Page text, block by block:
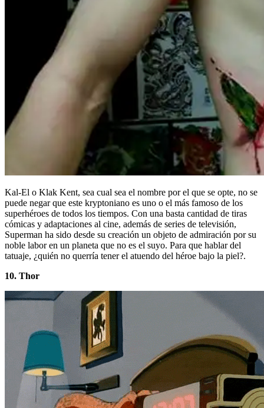
Kal-El o Klak Kent, sea cual sea el nombre por el que se opte, no se
puede negar que este kryptoniano es uno o el más famoso de los
superhéroes de todos los tiempos. Con una basta cantidad de tiras
cómicas y adaptaciones al cine, además de series de televisión,
Superman ha sido desde su creación un objeto de admiración por su
noble labor en un planeta que no es el suyo. Para que hablar del
tatuaje, ¿quién no querría tener el atuendo del héroe bajo la piel?.
10. Thor